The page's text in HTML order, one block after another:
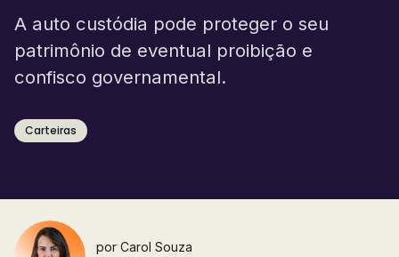
A auto custódia pode proteger o seu
patrimônio de eventual proibição e
confisco governamental.
Carteiras
por Carol Souza